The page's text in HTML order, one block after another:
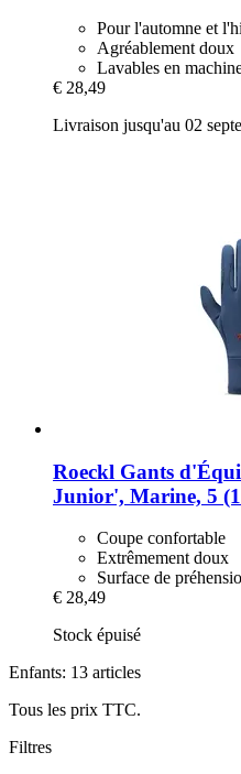
Pour l'automne et
Agréablement doux
Lavables en
€ 28,49
Livraison jusqu'au 02
Roeckl Gants
Junior', Marine, 5
Coupe confortable
Extrêmement doux
Surface de
€ 28,49
Stock épuisé
Enfants: 13 articles
Tous les prix TTC.
Filtres